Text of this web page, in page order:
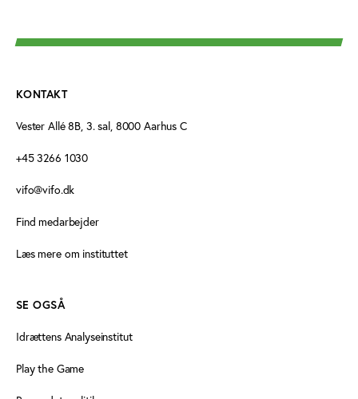
KONTAKT
Vester Allé 8B, 3. sal, 8000 Aarhus C
+45 3266 1030
vifo@vifo.dk
Find medarbejder
Læs mere om instituttet
SE OGSÅ
Idrættens Analyseinstitut
Play the Game